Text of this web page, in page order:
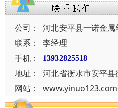
公司：
河北安平县一诺金
联系：
李经理
手机：
13932825518
地址：
河北省衡水市安平
网站：
www.yinuo123.com